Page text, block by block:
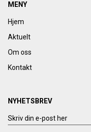
MENY
Hjem
Aktuelt
Om oss
Kontakt
NYHETSBREV